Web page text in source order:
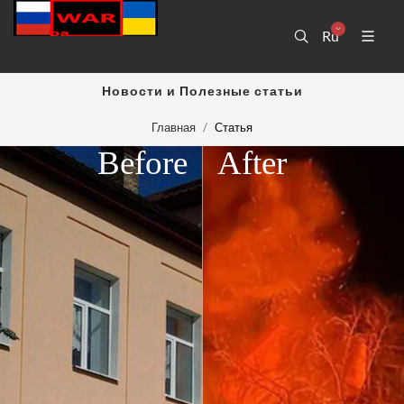
Ru
Новости и Полезные статьи
Главная Статья
After
Before